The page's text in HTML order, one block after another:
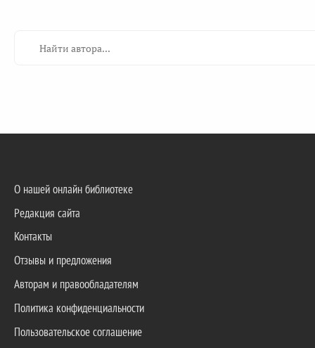
О нашей онлайн библиотеке
Редакция сайта
Контакты
Отзывы и предложения
Авторам и правообладателям
Политика конфиденциальности
Пользовательское соглашение